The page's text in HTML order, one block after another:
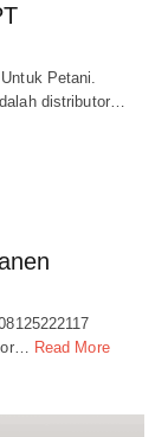
Petani.
distributor…
Read More